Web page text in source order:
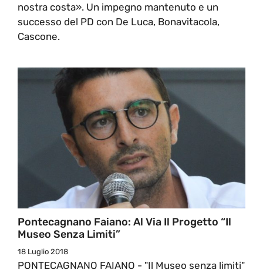
nostra costa». Un impegno mantenuto e un
successo del PD con De Luca, Bonavitacola,
Cascone.
Pontecagnano Faiano: Al Via Il Progetto “Il
Museo Senza Limiti”
18 Luglio 2018
PONTECAGNANO FAIANO - "Il Museo senza limiti"